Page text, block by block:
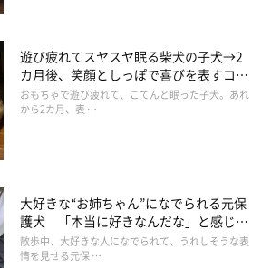
遊び疲れてスヤスヤ眠る柴犬の子犬→2
カ月後、笑顔としっぽで喜びを表すコに
成長！
おもちゃで遊び疲れて、こてんと眠った子犬。あれ
から2カ月、表 …
大好きな“お姉ちゃん”になでられる元保
護犬 「本当に好きなんだな」と感じる
表情にほっこり
散歩中、大好きな人になでられて、うれしそうな表
情を見せる元保 …